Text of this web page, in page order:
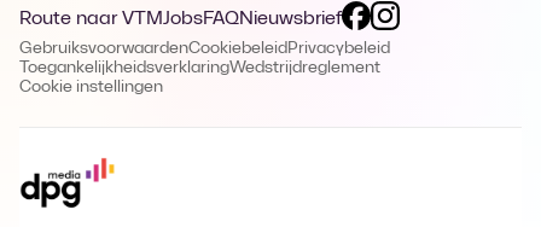
Route naar VTMJobsFAQNieuwsbrief
GebruiksvoorwaardenCookiebeleid Privacybeleid
ToegankelijkheidsverklaringWedstrijdreglement
Cookie instellingen